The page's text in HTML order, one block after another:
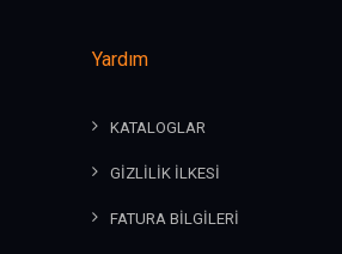
Yardım
KATALOGLAR
GİZLİLİK İLKESİ
FATURA BİLGİLERİ